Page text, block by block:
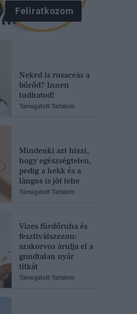
Feliratkozom
Neked is rosaceás a
bőrőd? Innen
tudhatod!
Támogatott Tartalom
Mindenki azt hiszi,
hogy egészségtelen,
pedig a hekk és a
lángos is jót tehe
Támogatott Tartalom
Vizes fürdőruha és
fesztiválszezon:
szakorvos árulja el a
gondtalan nyár
titkát
Támogatott Tartalom